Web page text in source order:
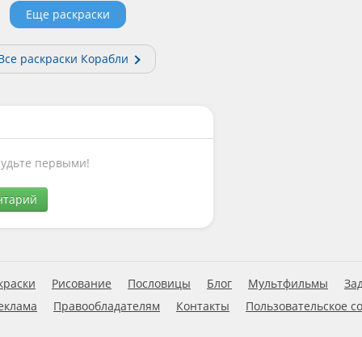
Еще раскраски
раскраски Корабли
первыми!
Рисование Пословицы Блог Мультфильмы
Правообладателям Контакты Пользовательское